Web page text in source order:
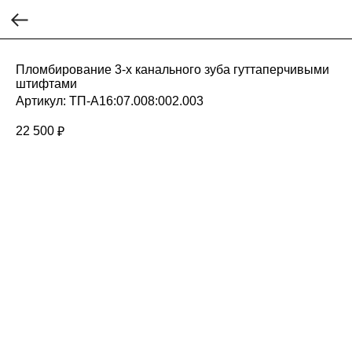
Пломбирование 3-х канального зуба гуттаперчивыми
штифтами
Артикул: ТП-А16:07.008:002.003
22 500 ₽